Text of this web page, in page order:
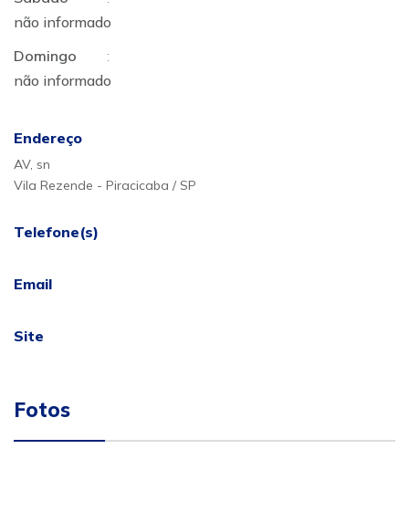
não informado
Domingo
:
não informado
Endereço
AV, sn
Vila Rezende - Piracicaba / SP
Telefone(s)
Email
Site
Fotos